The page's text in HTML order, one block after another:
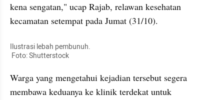
kena sengatan," ucap Rajab, relawan kesehatan
kecamatan setempat pada Jumat (31/10).
Ilustrasi lebah pembunuh.
Foto: Shutterstock
Warga yang mengetahui kejadian tersebut segera
membawa keduanya ke klinik terdekat untuk